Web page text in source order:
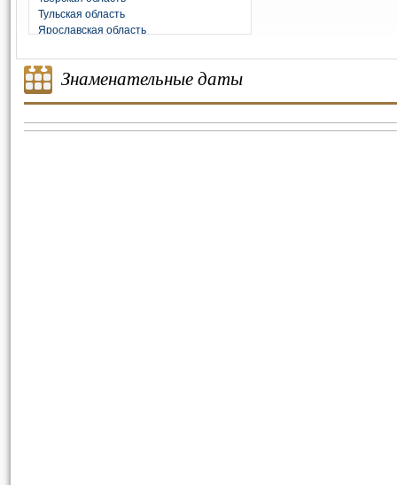
Тульская область
Ярославская область
Знаменательные даты